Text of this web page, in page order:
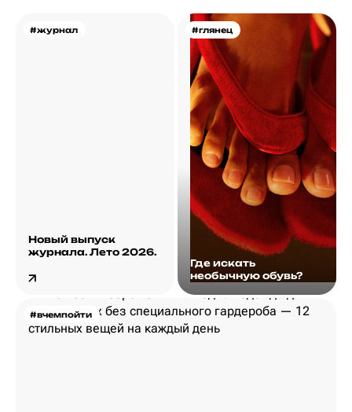
#журнал
Новый выпуск
журнала. Лето 2026.
#глянец
Где искать
необычную обувь?
#вчемпойти